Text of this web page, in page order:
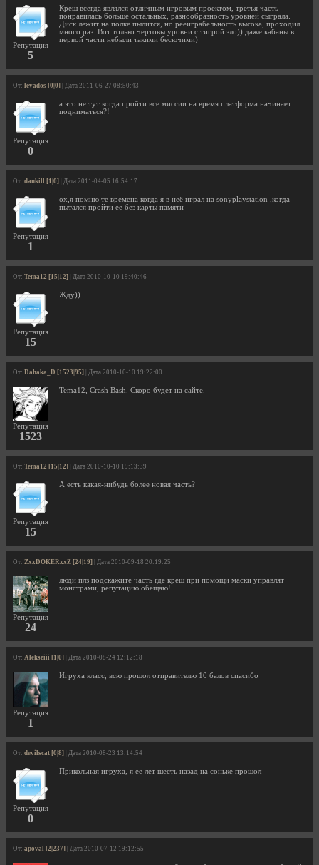
Репутация
5
Креш всегда являлся отличным игровым проектом, третья часть
понравилась больше остальных, разнообразность уровней сыграла.
Диск лежит на полке пылится, но рееиграбельность высока, проходил
много раз. Вот только чертовы уровни с тигрой зло)) даже кабаны в
первой части небыли такими бесючими)
От: levados [0|0] | Дата 2011-06-27 08:50:43
Репутация
0
а это не тут когда пройти все миссии на время платформа начинает
подниматься?!
От: dankill [1|0] | Дата 2011-04-05 16:54:17
Репутация
1
ох,я помню те времена когда я в неё играл на sonyplaystation ,когда
пытался пройти её без карты памяти
От: Tema12 [15|12] | Дата 2010-10-10 19:40:46
Репутация
15
Жду))
От: Dahaka_D [1523|95] | Дата 2010-10-10 19:22:00
Репутация
1523
Tema12, Crash Bash. Скоро будет на сайте.
От: Tema12 [15|12] | Дата 2010-10-10 19:13:39
Репутация
15
А есть какая-нибудь более новая часть?
От: ZxxDOKERxxZ [24|19] | Дата 2010-09-18 20:19:25
Репутация
24
люди плз подскажите часть где креш при помощи маски управлят
монстрами, репутацию обещаю!
От: Alekseiii [1|0] | Дата 2010-08-24 12:12:18
Репутация
1
Игруха класс, всю прошол отправителю 10 балов спасибо
От: devilscat [0|8] | Дата 2010-08-23 13:14:54
Репутация
0
Прикольная игруха, я её лет шесть назад на соньке прошол
От: apoval [2|237] | Дата 2010-07-12 19:12:55